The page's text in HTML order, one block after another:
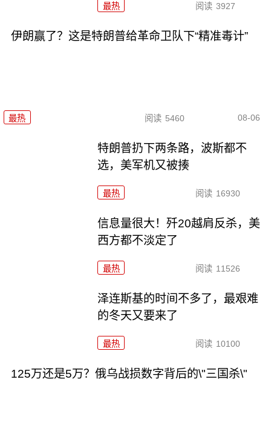
最热 阅读 3927
伊朗赢了？这是特朗普给革命卫队下“精准毒计”
最热 阅读 5460 08-06
特朗普扔下两条路，波斯都不
选，美军机又被揍
最热 阅读 16930
信息量很大！歼20越肩反杀，美
西方都不淡定了
最热 阅读 11526
泽连斯基的时间不多了，最艰难
的冬天又要来了
最热 阅读 10100
125万还是5万？俄乌战损数字背后的\"三国杀\"